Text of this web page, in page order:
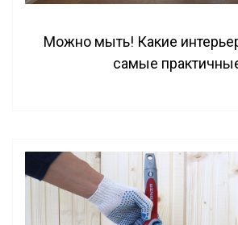
Можно мыть! Какие
самые